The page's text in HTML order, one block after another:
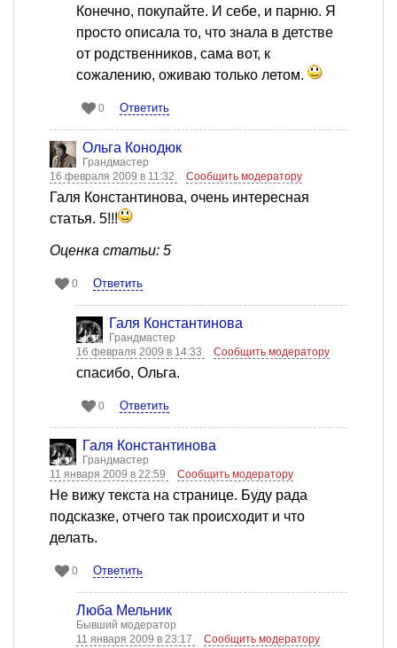
Конечно, покупайте. И себе, и парню. Я
просто описала то, что знала в детстве
от родственников, сама вот, к
сожалению, оживаю только летом.
0 Ответить
Ольга Конодюк
Грандмастер
16 февраля 2009 в 11:32
Сообщить модератору
Галя Константинова, очень интересная
статья. 5!!!
Оценка статьи: 5
0 Ответить
Галя Константинова
Грандмастер
16 февраля 2009 в 14:33
Сообщить модератору
спасибо, Ольга.
0 Ответить
Галя Константинова
Грандмастер
11 января 2009 в 22:59
Сообщить модератору
Не вижу текста на странице. Буду рада
подсказке, отчего так происходит и что
делать.
0 Ответить
Люба Мельник
Бывший модератор
11 января 2009 в 23:17
Сообщить модератору